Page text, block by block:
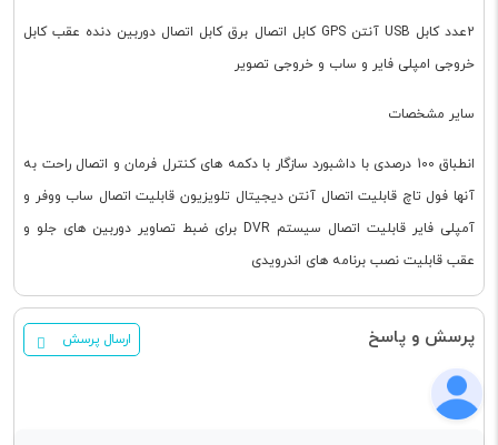
2عدد کابل USB آنتن GPS کابل اتصال برق کابل اتصال دوربین دنده عقب کابل
خروجی امپلی فایر و ساب و خروجی تصویر
سایر مشخصات
انطباق 100 درصدی با داشبورد سازگار با دکمه های کنترل فرمان و اتصال راحت به
آنها فول تاچ قابلیت اتصال آنتن دیجیتال تلویزیون قابلیت اتصال ساب ووفر و
آمپلی فایر قابلیت اتصال سیستم DVR برای ضبط تصاویر دوربین های جلو و
عقب قابلیت نصب برنامه های اندرویدی
پرسش و پاسخ ارسال پرسش